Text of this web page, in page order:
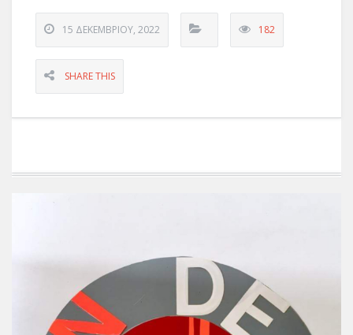
15 ΔΕΚΕΜΒΡΊΟΥ, 2022 182
SHARE THIS